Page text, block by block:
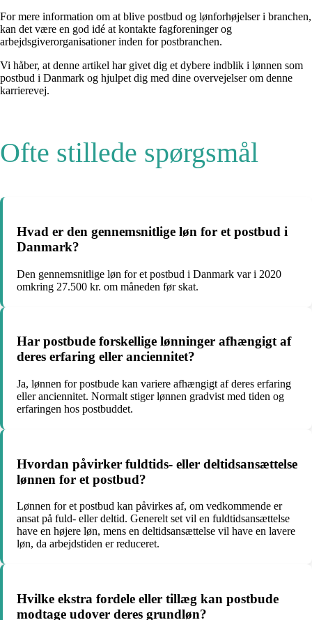
For mere information om at blive postbud og lønforhøjelser i branchen,
kan det være en god idé at kontakte fagforeninger og
arbejdsgiverorganisationer inden for postbranchen.
Vi håber, at denne artikel har givet dig et dybere indblik i lønnen som
postbud i Danmark og hjulpet dig med dine overvejelser om denne
karrierevej.
Ofte stillede spørgsmål
Hvad er den gennemsnitlige løn for et postbud i
Danmark?
Den gennemsnitlige løn for et postbud i Danmark var i 2020
omkring 27.500 kr. om måneden før skat.
Har postbude forskellige lønninger afhængigt af
deres erfaring eller anciennitet?
Ja, lønnen for postbude kan variere afhængigt af deres erfaring
eller anciennitet. Normalt stiger lønnen gradvist med tiden og
erfaringen hos postbuddet.
Hvordan påvirker fuldtids- eller deltidsansættelse
lønnen for et postbud?
Lønnen for et postbud kan påvirkes af, om vedkommende er
ansat på fuld- eller deltid. Generelt set vil en fuldtidsansættelse
have en højere løn, mens en deltidsansættelse vil have en lavere
løn, da arbejdstiden er reduceret.
Hvilke ekstra fordele eller tillæg kan postbude
modtage udover deres grundløn?